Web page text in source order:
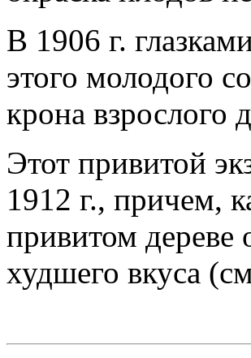
В 1906 г.
этого молодого
крона взрослого
Этот привитой
1912 г., причем,
привитом дереве
худшего вкуса